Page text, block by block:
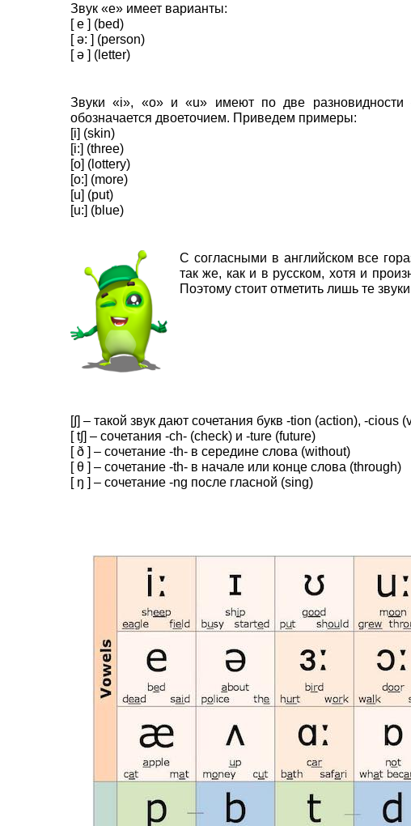
Звук «e» имеет варианты:
[ e ] (bed)
[ ə: ] (person)
[ ə ] (letter)
Звуки «i», «о» и «u» имеют по две разновидности
обозначается двоеточием. Приведем примеры:
[i] (skin)
[i:] (three)
[o] (lottery)
[o:] (more)
[u] (put)
[u:] (blue)
С согласными в английском все
так же, как и в русском, хотя и
Поэтому стоит отметить лишь те
[∫] – такой звук дают сочетания букв -tion (action), -
[ t∫] – сочетания -ch- (check) и -ture (future)
[ ð ] – сочетание -th- в середине слова (without)
[ θ ] – сочетание -th- в начале или конце слова (through)
[ ŋ ] – сочетание -ng после гласной (sing)